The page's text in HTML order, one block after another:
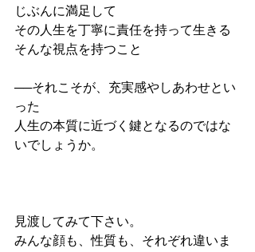
じぶんに満足して
その人生を丁寧に責任を持って生きる
そんな視点を持つこと
──それこそが、充実感やしあわせとい
った
人生の本質に近づく鍵となるのではな
いでしょうか。
見渡してみて下さい。
みんな顔も、性質も、それぞれ違いま